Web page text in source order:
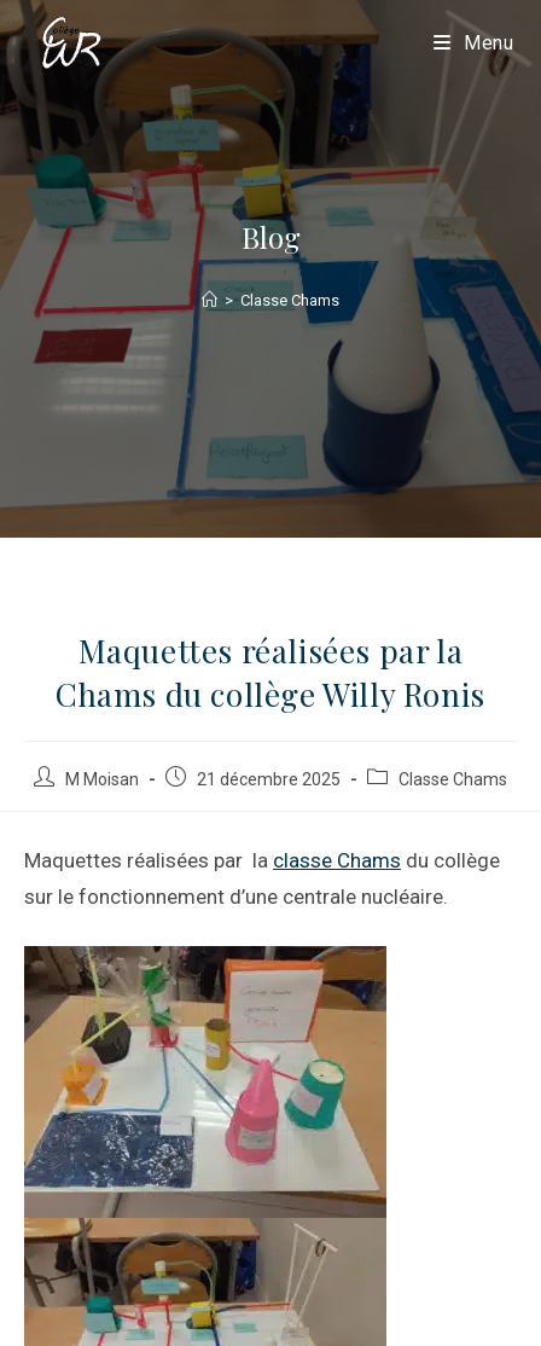
Menu
Blog
> Classe Chams
Maquettes réalisées par la
Chams du collège Willy Ronis
M Moisan 21 décembre 2025 Classe Chams
Maquettes réalisées par la classe Chams du collège
sur le fonctionnement d’une centrale nucléaire.